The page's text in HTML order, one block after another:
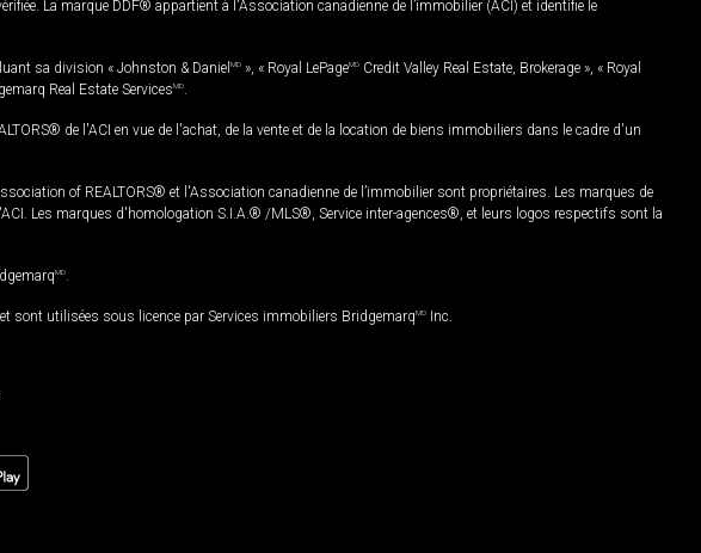
La marque DDF® appartient à l'Association canadienne de l’immobilier (ACI) et identifie le
sa division « Johnston & Daniel MD », « Royal LePageMD Credit Valley Real Estate, Brokerage », « Royal
Real Estate ServicesMD
de l'ACI en vue de l'achat, de la vente et de la location de biens immobiliers dans le cadre d'un
of REALTORS® et l'Association canadienne de l’immobilier sont propriétaires. Les marques de
Les marques d'homologation S.I.A.® /MLS®, Service inter-agences®, et leurs logos respectifs sont la
MD
sont utilisées sous licence par Services immobiliers BridgemarqMD Inc.